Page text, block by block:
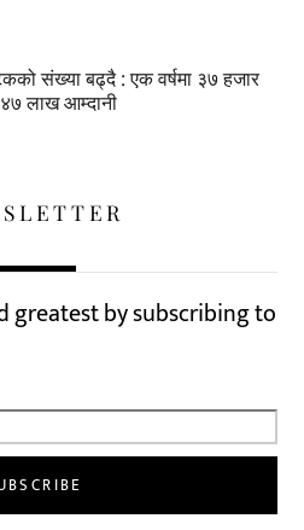
संख्या बढ्दै : एक वर्षमा ३७ हजार
४७ लाख आम्दानी
greatest by subscribing to